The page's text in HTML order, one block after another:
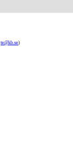
te@kb.se)